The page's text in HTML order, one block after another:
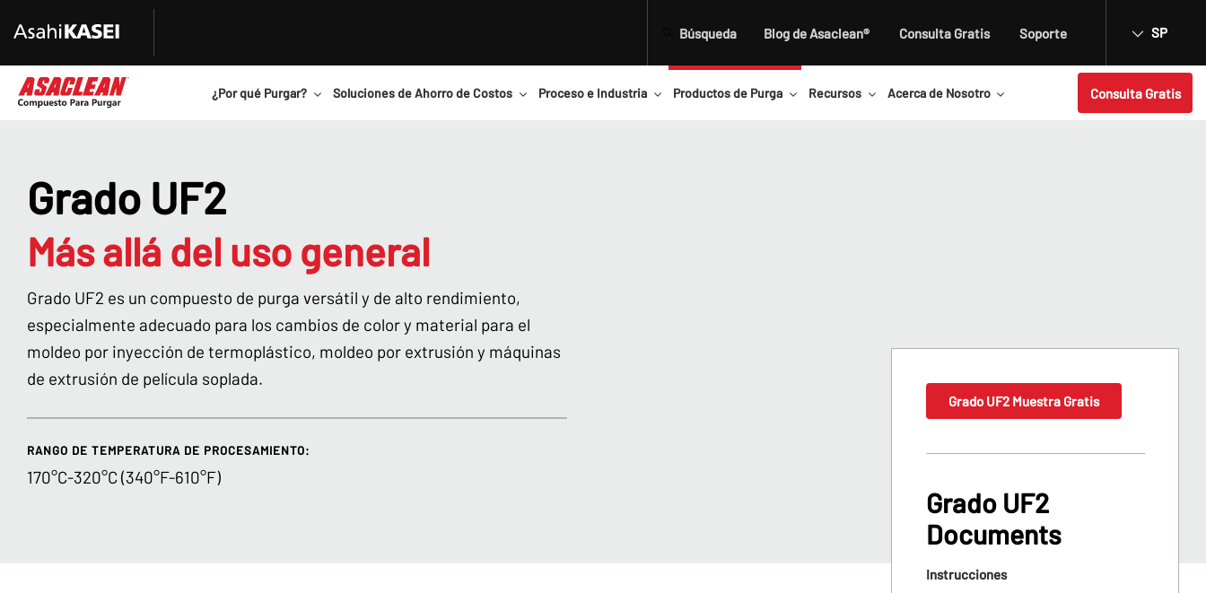
Búsqueda Blog de Asaclean® Consulta Gratis Soporte SP
¿Por qué Purgar? Soluciones de Ahorro de Costos Proceso e Industria Productos de Purga Recursos Acerca de Nosotro Consulta Gratis
Grado UF2
Más allá del uso general
Grado UF2 es un compuesto de purga versátil y de alto rendimiento,
especialmente adecuado para los cambios de color y material para el
moldeo por inyección de termoplástico, moldeo por extrusión y máquinas
de extrusión de película soplada.
RANGO DE TEMPERATURA DE PROCESAMIENTO:
170°C-320°C (340°F-610°F)
Grado UF2 Muestra Gratis
Grado UF2
Documents
Instrucciones